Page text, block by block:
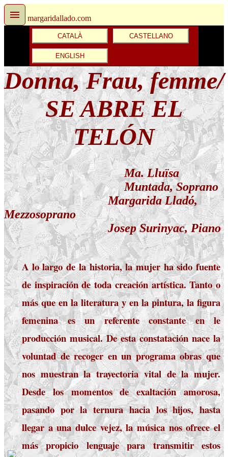
margaridallado.com
CATALÀ CASTELLANO
ENGLISH
Donna, Frau, femme/
SE ABRE EL
TELÓN
Ma. Lluïsa
Muntada, Soprano
Margarida Lladó,
Mezzosoprano
Josep Surinyac, Piano
A lo largo de la historia, la mujer ha sido fuente
de inspiración de toda creación artística. Tanto o
más que en la literatura y en la pintura, la figura
femenina es un referente constante en le
producción musical. De esta constatación nace la
voluntad de recoger en un programa obras que
nos muestran la trayectoria vital de la mujer.
Desde los momentos de exaltación amorosa,
pasando por la ternura hacia los hijos, hasta
llegar a una dulce vejez,la músicanos ofrece el
más propicio lenguaje para transmitir estos